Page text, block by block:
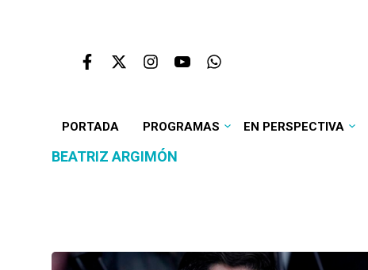
PORTADA PROGRAMAS EN PERSPECTIVA
BEATRIZ ARGIMÓN